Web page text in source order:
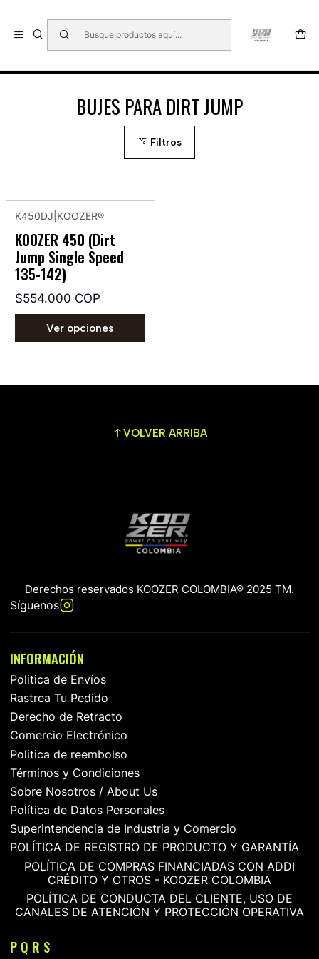
🇺🇸 🇧🇷 🇲🇽 🇦🇷 🇨🇱 🇵🇪 🇪🇨 🇨🇷 🇵🇦 🇧🇴 🇵🇾
BUJES PARA DIRT JUMP
Filtros
K450DJ KOOZER®
KOOZER 450 (Dirt
Jump Single Speed
135-142)
$554.000 COP
Ver opciones
VOLVER ARRIBA
Derechos reservados KOOZER COLOMBIA® 2025 TM.
Síguenos
INFORMACIÓN
Politica de Envíos
Rastrea Tu Pedido
Derecho de Retracto
Comercio Electrónico
Politica de reembolso
Términos y Condiciones
Sobre Nosotros / About Us
Política de Datos Personales
Superintendencia de Industria y Comercio
POLÍTICA DE REGISTRO DE PRODUCTO Y GARANTÍA
POLÍTICA DE COMPRAS FINANCIADAS CON ADDI
CRÉDITO Y OTROS - KOOZER COLOMBIA
POLÍTICA DE CONDUCTA DEL CLIENTE, USO DE
CANALES DE ATENCIÓN Y PROTECCIÓN OPERATIVA
P Q R S